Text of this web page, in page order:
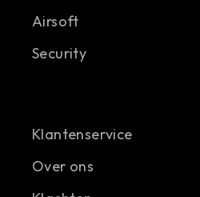
Airsoft
Security
Klantenservice
Over ons